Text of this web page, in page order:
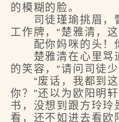
的模糊的脸。
司徒瑾瑜挑眉，
工作牌，“楚雅清，
配你妈咪的头！你
楚雅清在心里骂
的笑容，“请问司徒
“废话，我都到这
你？”还以为欧阳明
书，没想到跟方玲玲
看，还不如进去看欧